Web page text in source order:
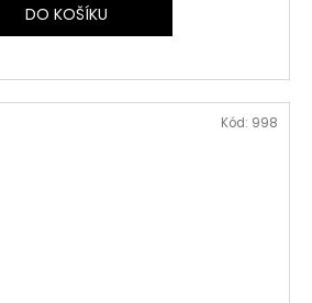
DO KOŠÍKU
Kód: 998